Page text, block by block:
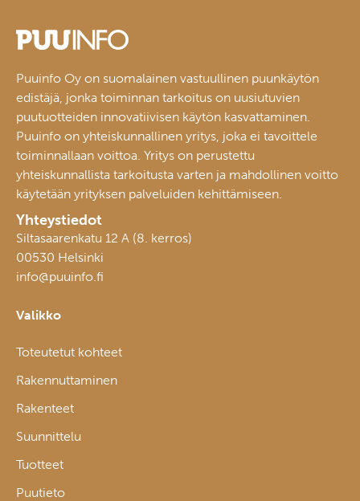
Puuinfo Oy on suomalainen vastuullinen puunkäytön
edistäjä, jonka toiminnan tarkoitus on uusiutuvien
puutuotteiden innovatiivisen käytön kasvattaminen.
Puuinfo on yhteiskunnallinen yritys, joka ei tavoittele
toiminnallaan voittoa. Yritys on perustettu
yhteiskunnallista tarkoitusta varten ja mahdollinen voitto
käytetään yrityksen palveluiden kehittämiseen.
Yhteystiedot
Siltasaarenkatu 12 A (8. kerros)
00530 Helsinki
info@puuinfo.fi
Valikko
Toteutetut kohteet
Rakennuttaminen
Rakenteet
Suunnittelu
Tuotteet
Puutieto